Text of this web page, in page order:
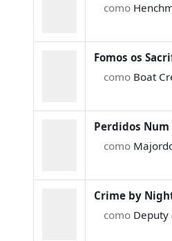
como
Fomos os
como Boat
Perdidos Num
como
Crime by
como Deputy